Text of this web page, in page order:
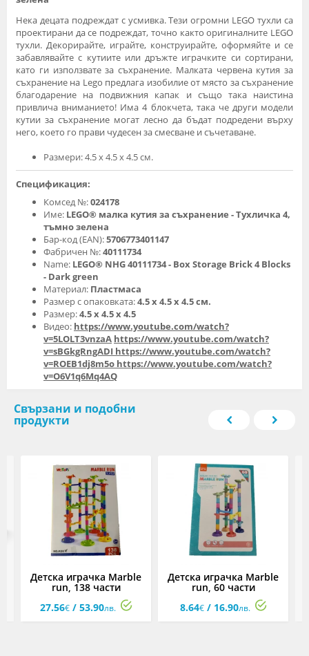
Нека децата подреждат с усмивка. Тези огромни LEGO тухли са
проектирани да се подреждат, точно както оригиналните LEGO
тухли. Декорирайте, играйте, конструирайте, оформяйте и се
забавлявайте с кутиите или дръжте играчките си сортирани,
като ги използвате за съхранение. Малката червена кутия за
съхранение на Lego предлага изобилие от място за съхранение
благодарение на подвижния капак и също така наистина
привлича вниманието! Има 4 блокчета, така че други модели
кутии за съхранение могат лесно да бъдат подредени върху
него, което го прави чудесен за смесване и съчетаване.
Размери: 4.5 x 4.5 x 4.5 см.
Спецификация:
Комсед №:024178
Име: LEGO® малка кутия за съхранение - Тухличка 4,
тъмно зелена
Бар-код (EAN):5706773401147
Фабричен №:40111734
Name: LEGO® NHG 40111734 - Box Storage Brick 4 Blocks
- Dark green
Материал: Пластмаса
Размер с опаковката:4.5 x 4.5 x 4.5 см.
Размер:4.5 x 4.5 x 4.5
Видео: https://www.youtube.com/watch?
v=5LOLT3vnzaA https://www.youtube.com/watch?
v=sBGkgRngADI https://www.youtube.com/watch?
v=ROEB1dj8m5o https://www.youtube.com/watch?
v=O6V1q6Mq4AQ
Свързани и подобни
продукти
Детска играчка Marble
run, 138 части
27.56€/ 53.90лв.
Детска играчка Marble
run, 60 части
8.64€/ 16.90лв.